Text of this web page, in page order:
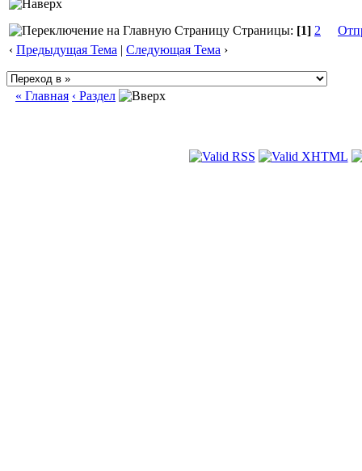
Страницы: [1] 2
‹ Предыдущая Тема | Следующая Тема ›
« Главная ‹ Раздел